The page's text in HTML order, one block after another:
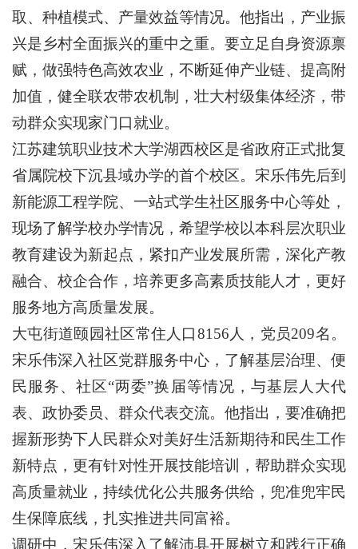
取、种植模式、产量效益等情况。他指出，产业振
兴是乡村全面振兴的重中之重。要立足自身资源禀
赋，做强特色高效农业，不断延伸产业链、提高附
加值，健全联农带农机制，壮大村级集体经济，带
动群众实现家门口就业。
江苏建筑职业技术大学湖西校区是省政府正式批复
省属院校下沉县域办学的首个校区。宋乐伟先后到
新能源工程学院、一站式学生社区服务中心等处，
现场了解学校办学情况，希望学校以本科层次职业
教育建设为新起点，紧扣产业发展所需，深化产教
融合、校企合作，培养更多高素质技能人才，更好
服务地方高质量发展。
大屯街道颐园社区常住人口8156人，党员209名。
宋乐伟深入社区党群服务中心，了解基层治理、便
民服务、社区“两委”换届等情况，与基层人大代
表、政协委员、群众代表交流。他指出，要准确把
握新形势下人民群众对美好生活新期待和民生工作
新特点，更有针对性开展技能培训，帮助群众实现
高质量就业，持续优化公共服务供给，兜准兜牢民
生保障底线，扎实推进共同富裕。
调研中，宋乐伟深入了解沛县开展树立和践行正确